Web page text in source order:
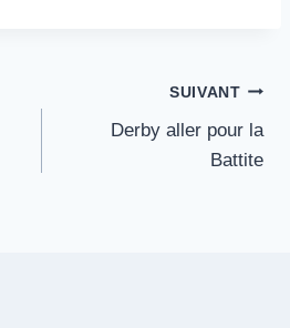
SUIVANT
Derby aller pour la
Battite